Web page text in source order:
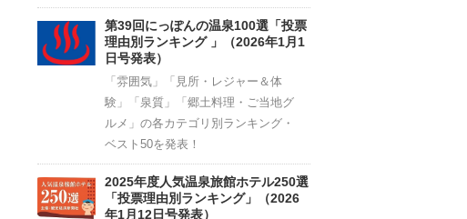
第39回にっぽんの温泉100選「投票
理由別ランキング 」（2026年1月1
日号発表）
「雰囲気」「見所・レジャー＆体
験」「泉質」「郷土料理・ご当地グ
ルメ」の各カテゴリ別ランキング・
ベスト50を発表！
2025年度人気温泉旅館ホテル250選
「投票理由別ランキング」（2026
年1月12日号発表）